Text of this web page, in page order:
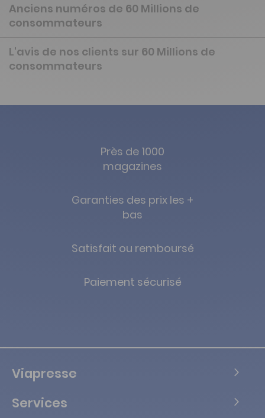
Anciens numéros de 60 Millions de
consommateurs
L'avis de nos clients sur 60 Millions de
consommateurs
Près de 1000
magazines
Garanties des prix les +
bas
Satisfait ou remboursé
Paiement sécurisé
Viapresse
Services